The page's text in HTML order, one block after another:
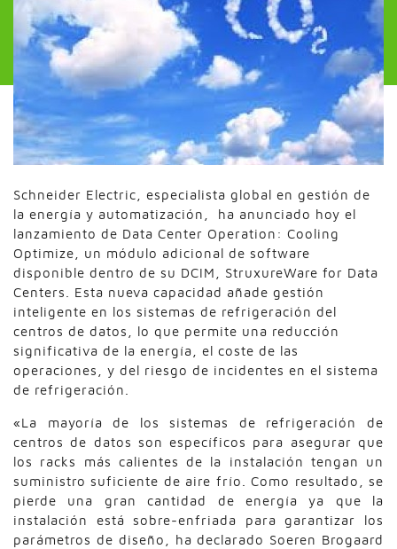
Schneider Electric, especialista global en gestión de
la energía y automatización, ha anunciado hoy el
lanzamiento de Data Center Operation: Cooling
Optimize, un módulo adicional de software
disponible dentro de su DCIM, StruxureWare for Data
Centers. Esta nueva capacidad añade gestión
inteligente en los sistemas de refrigeración del
centros de datos, lo que permite una reducción
significativa de la energía, el coste de las
operaciones, y del riesgo de incidentes en el sistema
de refrigeración.
«La mayoría de los sistemas de refrigeración de
centros de datos son específicos para asegurar que
los racks más calientes de la instalación tengan un
suministro suficiente de aire frío. Como resultado, se
pierde una gran cantidad de energía ya que la
instalación está sobre-enfriada para garantizar los
parámetros de diseño, ha declarado Soeren Brogaard